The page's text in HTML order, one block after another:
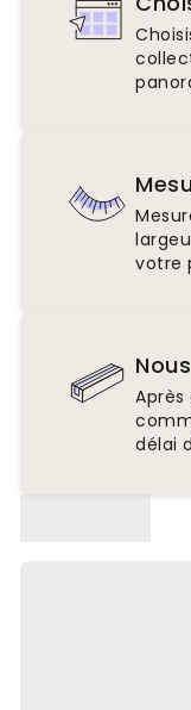
votre
délai